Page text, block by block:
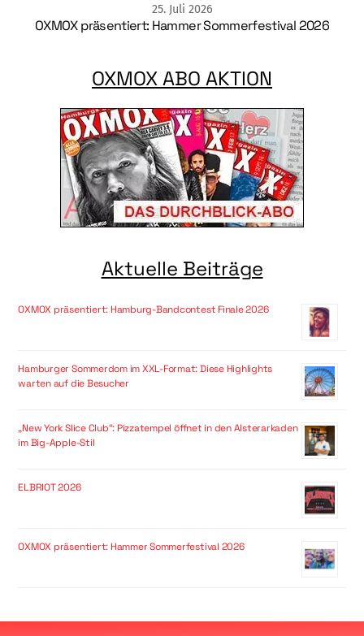
25. Juli 2026
OXMOX präsentiert: Hammer Sommerfestival 2026
OXMOX ABO AKTION
Aktuelle Beiträge
OXMOX präsentiert: Hamburg-Bandcontest Finale 2026
Hamburger Sommerdom im XXL-Format: Diese Highlights
warten auf die Besucher
„New York Slice Club“: Pizzatempel öffnet in den Alsterarkaden
im Big-Apple-Stil
ELBRIOT 2026
OXMOX präsentiert: Hammer Sommerfestival 2026